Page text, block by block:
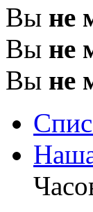
Вы не
Вы не
Вы не